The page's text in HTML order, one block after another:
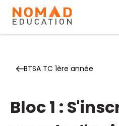
BTSA TC 1ère année
Bloc 1 :